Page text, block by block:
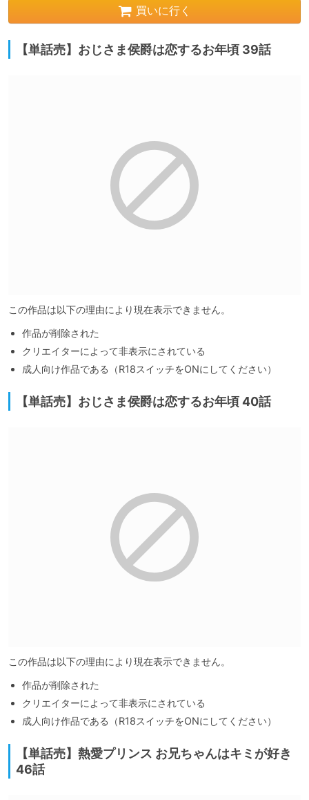
買いに行く
【単話売】おじさま侯爵は恋するお年頃 39話
この作品は以下の理由により現在表示できません。
作品が削除された
クリエイターによって非表示にされている
成人向け作品である（R18スイッチをONにしてください）
【単話売】おじさま侯爵は恋するお年頃 40話
この作品は以下の理由により現在表示できません。
作品が削除された
クリエイターによって非表示にされている
成人向け作品である（R18スイッチをONにしてください）
【単話売】熱愛プリンス お兄ちゃんはキミが好き
46話